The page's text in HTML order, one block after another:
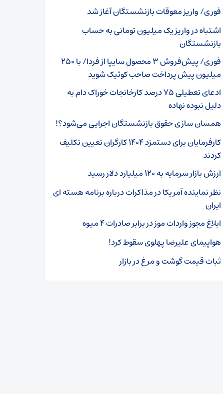
فوری/ واریز معوقات بازنشستگان آغاز شد
اشتباه در واریز یک میلیون تومانی به حساب
بازنشستگان
فوری/ پیش‌فروش ۳ محصول سایپا از فردا/ با ۲۵۰
میلیون پیش پرداخت صاحب کوئیک شوید
ادعای تعطیلی ۷۵ درصد کارخانجات خوراک دام به
دلیل نبوده نهاده
همسان سازی حقوق بازنشستگان اجرایی می‌شود؟!
کارفرمایان برای دستمزد ۱۴۰۴ کارگران تعیین تکلیف
کردند
ارزش بازار سرمایه به ۱۲۰ میلیارد دلار رسید
نظر نماینده آمریکا در مذاکرات درباره برنامه هسته ای
ایران
ابلاغ مجوز واردات موز در برابر صادرات ۴ میوه
هواپیمای علیرضا پهلوی سقوط کرد!
ثبات قیمت گوشت و مرغ در بازار